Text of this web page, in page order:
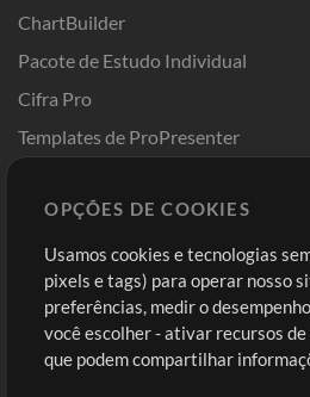
ChartBuilder
Pacote de Estudo Individual
Cifra Pro
Templates de ProPresenter
Comprar Créditos
Conteúdo Grátis
Solicite uma Música
Ir ao
OPÇÕES DE COOKIES
Usamos cookies e tecnologias
pixels e tags) para operar nosso
preferências, medir o
você escolher - ativar recursos
que podem compartilhar